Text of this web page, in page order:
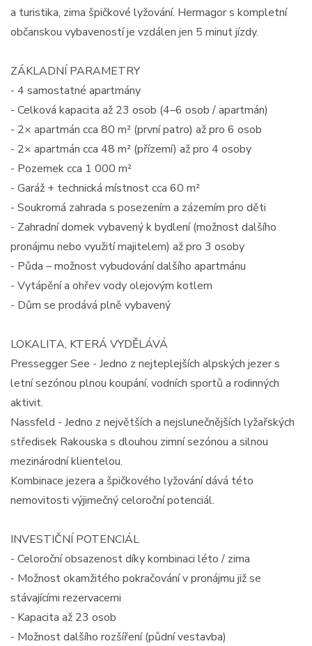
a turistika, zima špičkové lyžování. Hermagor s kompletní
občanskou vybaveností je vzdálen jen 5 minut jízdy.
ZÁKLADNÍ PARAMETRY
- 4 samostatné apartmány
- Celková kapacita až 23 osob (4–6 osob / apartmán)
- 2× apartmán cca 80 m² (první patro) až pro 6 osob
- 2× apartmán cca 48 m² (přízemí) až pro 4 osoby
- Pozemek cca 1 000 m²
- Garáž + technická místnost cca 60 m²
- Soukromá zahrada s posezením a zázemím pro děti
- Zahradní domek vybavený k bydlení (možnost dalšího
pronájmu nebo využití majitelem) až pro 3 osoby
- Půda – možnost vybudování dalšího apartmánu
- Vytápění a ohřev vody olejovým kotlem
- Dům se prodává plně vybavený
LOKALITA, KTERÁ VYDĚLÁVÁ
Pressegger See - Jedno z nejteplejších alpských jezer s
letní sezónou plnou koupání, vodních sportů a rodinných
aktivit.
Nassfeld - Jedno z největších a nejslunečnějších lyžařských
středisek Rakouska s dlouhou zimní sezónou a silnou
mezinárodní klientelou.
Kombinace jezera a špičkového lyžování dává této
nemovitosti výjimečný celoroční potenciál.
INVESTIČNÍ POTENCIÁL
- Celoroční obsazenost díky kombinaci léto / zima
- Možnost okamžitého pokračování v pronájmu již se
stávajícími rezervacemi
- Kapacita až 23 osob
- Možnost dalšího rozšíření (půdní vestavba)